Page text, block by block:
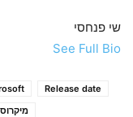
שי פנחסי
See Full Bio
Release date